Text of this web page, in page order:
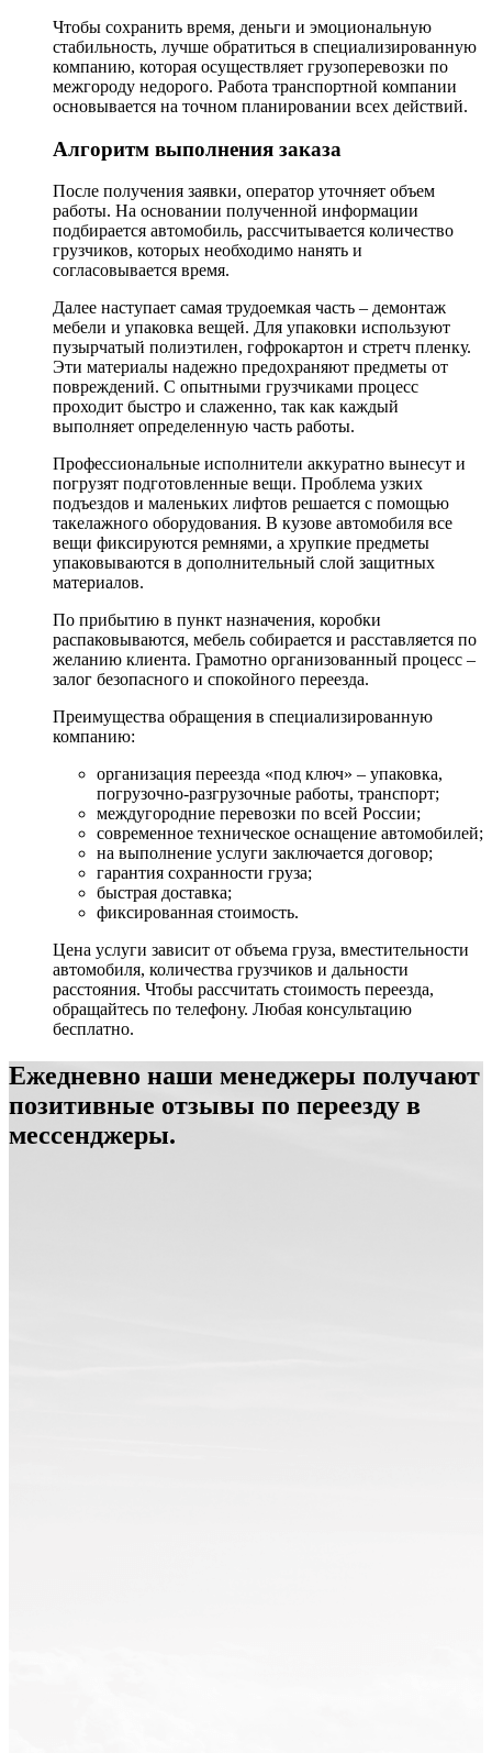
Чтобы сохранить время, деньги и эмоциональную
стабильность, лучше обратиться в специализированную
компанию, которая осуществляет грузоперевозки по
межгороду недорого. Работа транспортной компании
основывается на точном планировании всех действий.
Алгоритм выполнения заказа
После получения заявки, оператор уточняет объем
работы. На основании полученной информации
подбирается автомобиль, рассчитывается количество
грузчиков, которых необходимо нанять и
согласовывается время.
Далее наступает самая трудоемкая часть – демонтаж
мебели и упаковка вещей. Для упаковки используют
пузырчатый полиэтилен, гофрокартон и стретч пленку.
Эти материалы надежно предохраняют предметы от
повреждений. С опытными грузчиками процесс
проходит быстро и слаженно, так как каждый
выполняет определенную часть работы.
Профессиональные исполнители аккуратно вынесут и
погрузят подготовленные вещи. Проблема узких
подъездов и маленьких лифтов решается с помощью
такелажного оборудования. В кузове автомобиля все
вещи фиксируются ремнями, а хрупкие предметы
упаковываются в дополнительный слой защитных
материалов.
По прибытию в пункт назначения, коробки
распаковываются, мебель собирается и расставляется по
желанию клиента. Грамотно организованный процесс –
залог безопасного и спокойного переезда.
Преимущества обращения в специализированную
компанию:
организация переезда «под ключ» – упаковка,
погрузочно-разгрузочные работы, транспорт;
междугородние перевозки по всей России;
современное техническое оснащение автомобилей;
на выполнение услуги заключается договор;
гарантия сохранности груза;
быстрая доставка;
фиксированная стоимость.
Цена услуги зависит от объема груза, вместительности
автомобиля, количества грузчиков и дальности
расстояния. Чтобы рассчитать стоимость переезда,
обращайтесь по телефону. Любая консультацию
бесплатно.
Ежедневно наши менеджеры получают
позитивные отзывы по переезду в
мессенджеры.